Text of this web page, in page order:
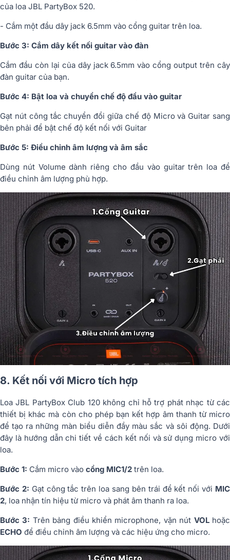
của loa JBL PartyBox 520.
- Cắm một đầu dây jack 6.5mm vào cổng guitar trên loa.
Bước 3: Cắm dây kết nối guitar vào đàn
Cắm đầu còn lại của dây jack 6.5mm vào cổng output trên cây
đàn guitar của bạn.
Bước 4: Bật loa và chuyển chế độ đầu vào guitar
Gạt nút công tắc chuyển đổi giữa chế độ Micro và Guitar sang
bên phải để bật chế độ kết nối với Guitar
Bước 5: Điều chỉnh âm lượng và âm sắc
Dùng nút Volume dành riêng cho đầu vào guitar trên loa để
điều chỉnh âm lượng phù hợp.
8. Kết nối với Micro tích hợp
Loa JBL PartyBox Club 120 không chỉ hỗ trợ phát nhạc từ các
thiết bị khác mà còn cho phép bạn kết hợp âm thanh từ micro
để tạo ra những màn biểu diễn đầy màu sắc và sôi động. Dưới
đây là hướng dẫn chi tiết về cách kết nối và sử dụng micro với
loa.
Bước 1: Cắm micro vào cổng MIC1/2 trên loa.
Bước 2: Gạt công tắc trên loa sang bên trái để kết nối với MIC
2, loa nhận tín hiệu từ micro và phát âm thanh ra loa.
Bước 3: Trên bảng điều khiển microphone, vặn nút VOL hoặc
ECHO để điều chỉnh âm lượng và các hiệu ứng cho micro.